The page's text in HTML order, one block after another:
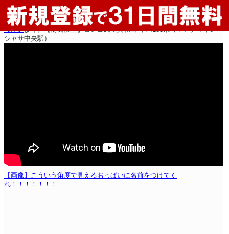
【ひ】より。【前面展望】コンゴ民主共和国 キハ183系（マテテ→キン
シャサ中央駅）
【画像】こういう角度で見えるおっぱいに名前をつけてく
れ！！！！！！！